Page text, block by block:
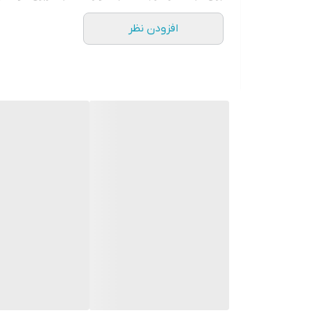
با پشتیبانی حضوری، نصب سریع و گارانتی اصالت
کشور نیز در کوتاه‌ترین زمان انجام می‌شود.
افزودن نظر